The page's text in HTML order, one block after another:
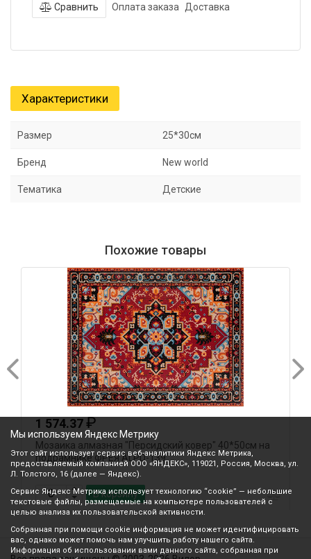
Сравнить Оплата заказа Доставка
Характеристики
Размер 25*30см
Бренд New world
Тематика Детские
Похожие товары
1 574.37₽
Мозаика алмазная "Персидский ковер" 40*50см на
подрамнике ФРЕЯ ALPD-139
В корзину
Мы используем Яндекс Метрику
Этот сайт использует сервис веб-аналитики Яндекс Метрика,
предоставляемый компанией ООО «ЯНДЕКС», 119021, Россия, Москва, ул.
Л. Толстого, 16 (далее — Яндекс).
Сервис Яндекс Метрика использует технологию “cookie” — небольшие
текстовые файлы, размещаемые на компьютере пользователей с
целью анализа их пользовательской активности.
Собранная при помощи cookie информация не может идентифицировать
вас, однако может помочь нам улучшить работу нашего сайта.
Информация об использовании вами данного сайта, собранная при